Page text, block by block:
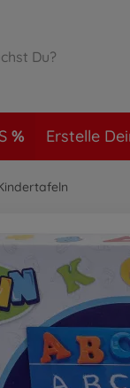
Erstelle